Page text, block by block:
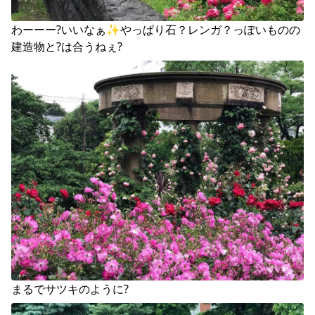
わーーー?いいなぁ✨やっぱり石？レンガ？っぽいものの
建造物と?は合うねぇ?
まるでサツキのように?